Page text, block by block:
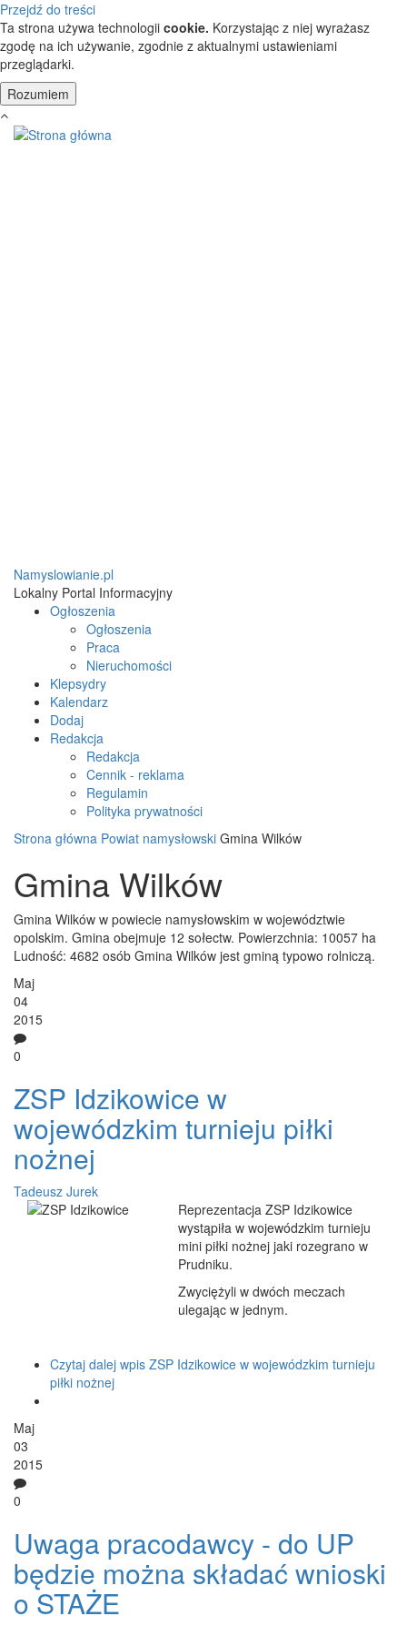
Przejdź do treści
Ta strona używa technologii cookie. Korzystając z niej wyrażasz
zgodę na ich używanie, zgodnie z aktualnymi ustawieniami
przeglądarki.
Namyslowianie.pl
Lokalny Portal Informacyjny
Ogłoszenia
Ogłoszenia
Praca
Nieruchomości
Klepsydry
Kalendarz
Dodaj
Redakcja
Redakcja
Cennik - reklama
Regulamin
Polityka prywatności
Strona główna Powiat namysłowski Gmina Wilków
Gmina Wilków
Gmina Wilków w powiecie namysłowskim w województwie
opolskim. Gmina obejmuje 12 sołectw. Powierzchnia: 10057 ha
Ludność: 4682 osób Gmina Wilków jest gminą typowo rolniczą.
Maj
04
2015
0
ZSP Idzikowice w
wojewódzkim turnieju piłki
nożnej
Tadeusz Jurek
Reprezentacja ZSP Idzikowice
wystąpiła w wojewódzkim turnieju
mini piłki nożnej jaki rozegrano w
Prudniku.
Zwyciężyli w dwóch meczach
ulegając w jednym.
Czytaj dalej wpis ZSP Idzikowice w wojewódzkim turnieju
piłki nożnej
Maj
03
2015
0
Uwaga pracodawcy - do UP
będzie można składać wnioski
o STAŻE